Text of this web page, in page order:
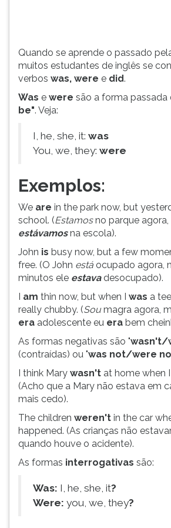
Para
pausar
leitura
pressione
(primeira
esquerda
continuar
(primeira
tecla
direita
Para
menu
principal
tecla
Pressione
Quando se aprende o passado
muitos estudantes de inglês se
verbos was, were e did.
Was e were são a forma passada
be". Veja:
I, he, she, it: was
You, we, they: were
Exemplos:
We are in the park now, but
school. (Estamosno parque
estávamosna escola).
John is busy now, but a few
free. (O John está ocupado agora,
minutos ele estavadesocupado).
I am thin now, but when I was a
really chubby. (Sou magra agora,
era adolescente eu era bem
As formas negativas são "wasn't/
(contraídas) ou "was not/were
I think Mary wasn't at home when
(Acho que a Mary não estava em
mais cedo).
The children weren't in the car
happened. (As crianças não
quando houve o acidente).
As formas interrogativas são:
Was: I, he, she, it?
Were: you, we, they?